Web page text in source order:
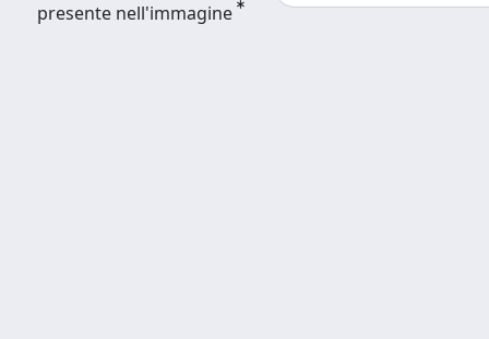
presente nell'immagine